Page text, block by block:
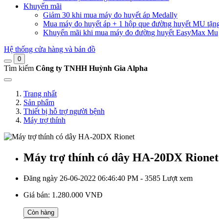
Khuyến mãi
Giảm 30 khi mua máy đo huyết áp Medally
Mua máy đo huyết áp + 1 hộp que đường huyết MU
Khuyến mãi khi mua máy đo đường huyết EasyMax Mu
Hệ thống cửa hàng và bản đồ
0
Tìm kiếm Công ty TNHH Huỳnh Gia Alpha
Trang nhất
Sản phẩm
Thiết bị hỗ trợ người bệnh
Máy trợ thính
Máy trợ thính có dây HA-20DX Rionet
Đăng ngày 26-06-2022 06:46:40 PM - 3585 Lượt xem
Giá bán: 1.280.000 VNĐ
Còn hàng